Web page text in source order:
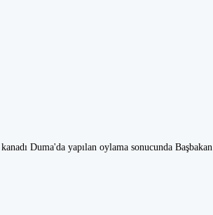
Duma'da yapılan oylama sonucunda Başbakan